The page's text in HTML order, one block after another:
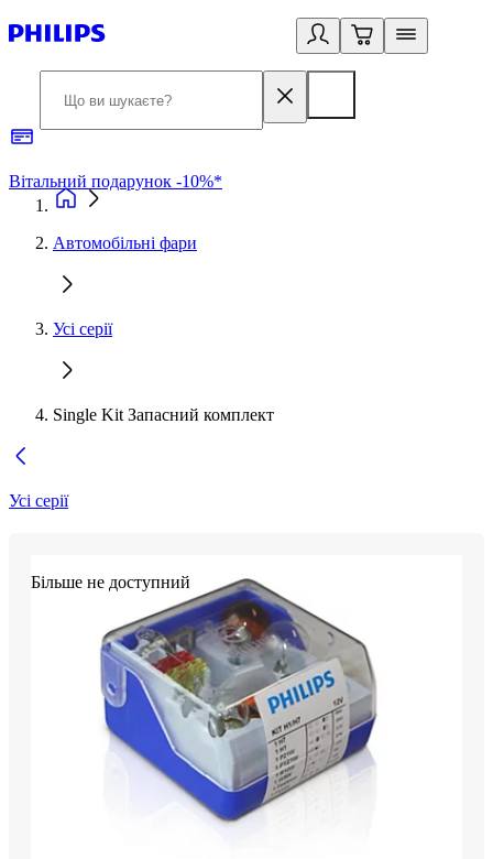
Вітальний подарунок -10%*
Автомобільні фари
Усі серії
Single Kit Запасний комплект
Усі серії
Більше не доступний